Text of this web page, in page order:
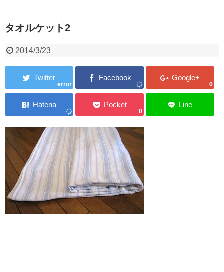
タオルケット2
2014/3/23
error 0
0